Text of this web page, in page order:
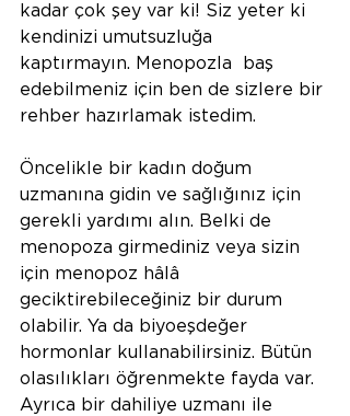
kadar çok şey var ki! Siz yeter ki
kendinizi umutsuzluğa
kaptırmayın. Menopozla  baş
edebilmeniz için ben de sizlere bir
rehber hazırlamak istedim.
Öncelikle bir kadın doğum
uzmanına gidin ve sağlığınız için
gerekli yardımı alın. Belki de
menopoza girmediniz veya sizin
için menopoz hâlâ
geciktirebileceğiniz bir durum
olabilir. Ya da biyoeşdeğer
hormonlar kullanabilirsiniz. Bütün
olasılıkları öğrenmekte fayda var.
Ayrıca bir dahiliye uzmanı ile